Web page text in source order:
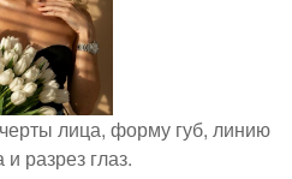
лица, форму губ, линию
и разрез глаз.